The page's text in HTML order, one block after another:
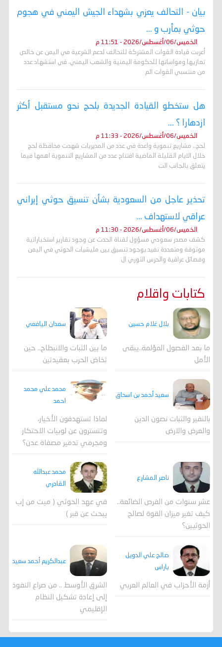
بيان - التحالف يعزي بشهداء الجيش اليمني في هجوم
حوثي بمأرب و ...
الخميس/06/أغسطس/2026 - 11:51 م
أعربت قيادة القوات المشتركة للتحالف لدعم الشرعية في اليمن عن خالص
تعازيها ومواساتها للحكومة اليمنية والشعب اليمني، في استشهاد عدد
من منتسبي القوات الم
هل ستخطو القيادة الجديدة بلحج نحو مستقبل أكثر
ازدهارا ؟ ...
الخميس/06/أغسطس/2026 - 11:33 م
لحج.. مشاريع تنموية واعدة في عدد من المديريات شهدت محافظة لحج
خلال الايام القليلة الماضية افتتاح عدد من المشاريع التنموية اهمها فيما
يتعلق بالجانب الت
تحذير عاجل من السعودية بشأن تنسيق حوثي إيراني
عراقي لاستهداف ...
الخميس/06/أغسطس/2026 - 11:30 م
كشف مصدر سعودي مسؤول لقناة الحدث عن وجود تقارير استخباراتية
موثوقة ومتعددة تفيد بوجود تنسيق بين مليشيات الحوثي في اليمن
وفصائل عراقية والحرس الثوري ال
كتابات واقلام
بلال غلام حسين
ما بعد الفصول المؤلمة..يبقى
الأمل
سعدان اليافعي
ما بين الثبات والانبطاح.. حين
تخاض الحرب بعقيدتين
سعيد أحمد بن اسحاق
بالنفير والثبات نصون الدين
والعرض والارض
محمد علي محمد
احمد
لماذا تستهدفون الأخيار،
وتتسترون عن لوبيات الاحتكار
ومجرمي تدمير مصفاة عدن؟
ناصر المشارع
عشر سنوات من الفرص الضائعة..
كيف تغير ميزان القوة لصالح
الحوثيين؟
محمد عبدالله
القادري
في عهد الحوثي ( ميت من إب
يبحث عن قبر )
صالح علي الدويل
باراس
أزمة الأحزاب في العالم العربي
عبدالكريم أحمد سعيد
الشرق الأوسط .. من صراع النفوذ
إلى إعادة تشكيل النظام
الإقليمي